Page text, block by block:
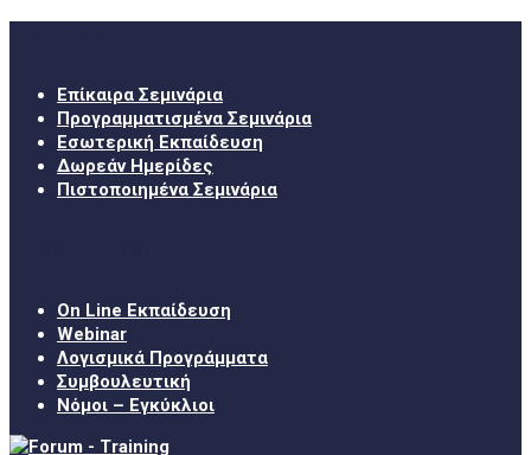
Επίκαιρα Σεμινάρια
Προγραμματισμένα Σεμινάρια
Εσωτερική Εκπαίδευση
Δωρεάν Ημερίδες
Πιστοποιημένα Σεμινάρια
On Line Εκπαίδευση
Webinar
Λογισμικά Προγράμματα
Συμβουλευτική
Νόμοι – Εγκύκλιοι